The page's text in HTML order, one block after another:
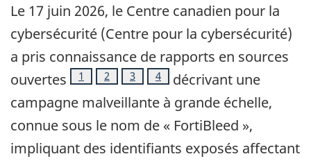
Le 17 juin 2026, le Centre canadien pour la
cybersécurité (Centre pour la cybersécurité)
a pris connaissance de rapports en sources
ouvertes
Note de bas de page
1 Note de bas de page
2 Note de bas de page
3 Note de bas de page
4
décrivant une
campagne malveillante à grande échelle,
connue sous le nom de « FortiBleed »,
impliquant des identifiants exposés affectant